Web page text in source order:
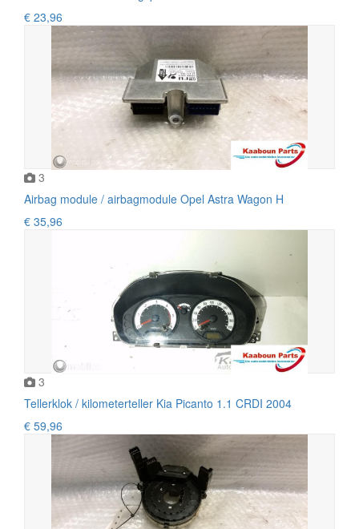
€ 23,96
3
Airbag module / airbagmodule Opel Astra Wagon H
€ 35,96
3
Tellerklok / kilometerteller Kia Picanto 1.1 CRDI 2004
€ 59,96